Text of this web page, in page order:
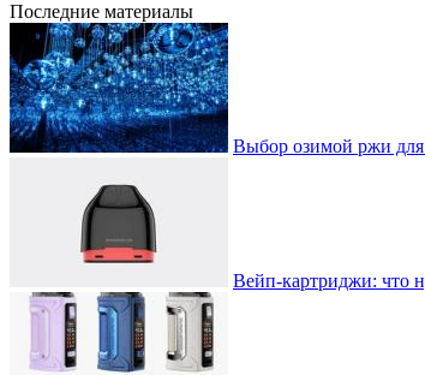
Последние материалы
Выбор озимой ржи для
Вейп-картриджи: что